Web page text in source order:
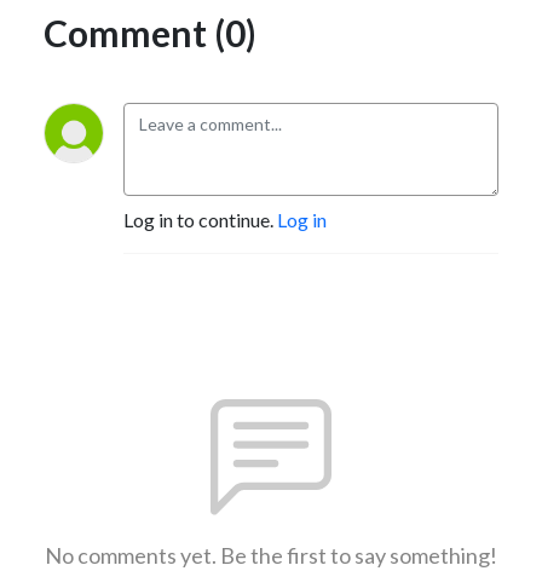
Comment (0)
Log in to continue. Log in
No comments yet. Be the first to say something!